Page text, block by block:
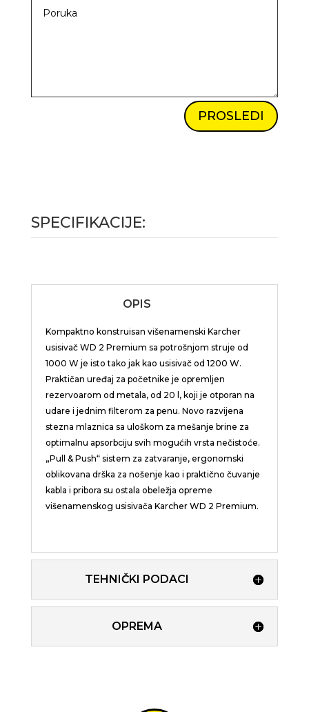
PROSLEDI
SPECIFIKACIJE:
OPIS
Kompaktno konstruisan višenamenski Karcher
usisivač WD 2 Premium sa potrošnjom struje od
1000 W je isto tako jak kao usisivač od 1200 W.
Praktičan uređaj za početnike je opremljen
rezervoarom od metala, od 20 l, koji je otporan na
udare i jednim filterom za penu. Novo razvijena
stezna mlaznica sa uloškom za mešanje brine za
optimalnu apsorbciju svih mogućih vrsta nečistoće.
„Pull & Push“ sistem za zatvaranje, ergonomski
oblikovana drška za nošenje kao i praktično čuvanje
kabla i pribora su ostala obeležja opreme
višenamenskog usisivača Karcher WD 2 Premium.
TEHNIČKI PODACI
OPREMA